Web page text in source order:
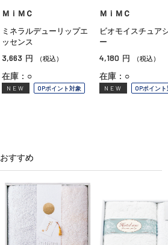
ＭｉＭＣ
ミネラルデューリップエ
ッセンス
3,663 円 （税込）
在庫：○
NEW OPポイント対象
ＭｉＭＣ
ビオモイスチュア
ー
4,180 円 （税込）
在庫：○
NEW OPポイン
おすすめ